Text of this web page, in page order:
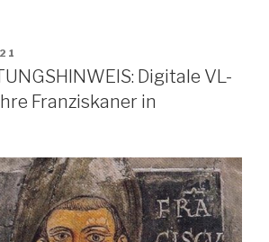
Digitale VL-
Franziskaner in